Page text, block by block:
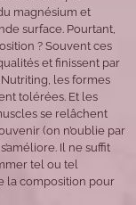
magnésium et
surface. Pourtant,
? Souvent ces
et finissent par
les formes
tolérées. Et les
se relâchent
(on n’oublie par
Il ne suffit
tel ou tel
la composition pour